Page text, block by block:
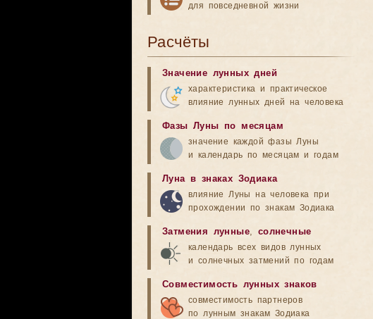
для повседневной жизни
Расчёты
Значение лунных дней
характеристика и практическое
влияние лунных дней на человека
Фазы Луны по месяцам
значение каждой фазы Луны
и календарь по месяцам и годам
Луна в знаках Зодиака
влияние Луны на человека при
прохождении по знакам Зодиака
Затмения лунные, солнечные
календарь всех видов лунных
и солнечных затмений по годам
Совместимость лунных знаков
совместимость партнеров
по лунным знакам Зодиака